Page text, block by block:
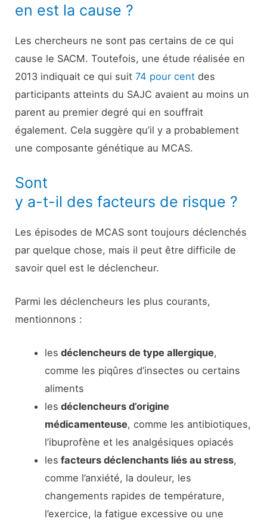
en est la cause ?
Les chercheurs ne sont pas certains de ce qui
cause le SACM. Toutefois, une étude réalisée en
2013 indiquait ce qui suit74 pour cent des
participants atteints du SAJC avaient au moins un
parent au premier degré qui en souffrait
également. Cela suggère qu’il y a probablement
une composante génétique au MCAS.
Sont
y a-t-il des facteurs de risque ?
Les épisodes de MCAS sont toujours déclenchés
par quelque chose, mais il peut être difficile de
savoir quel est le déclencheur.
Parmi les déclencheurs les plus courants,
mentionnons :
les déclencheurs de type allergique,
comme les piqûres d’insectes ou certains
aliments
les déclencheurs d’origine
médicamenteuse, comme les antibiotiques,
l’ibuprofène et les analgésiques opiacés
les facteurs déclenchants liés au stress,
comme l’anxiété, la douleur, les
changements rapides de température,
l’exercice, la fatigue excessive ou une